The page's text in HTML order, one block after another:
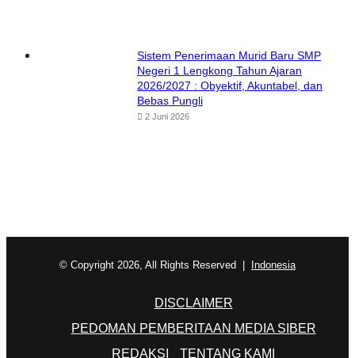
Sistem Penerimaan Murid Baru SMP
Negeri 1 Lengkong Tahun Ajaran
2026/2027 : Obyektif, Akuntabel, dan
Bebas Pungli
2 Juni 2026
© Copyright 2026, All Rights Reserved | Indonesia
DISCLAIMER
PEDOMAN PEMBERITAAN MEDIA SIBER
REDAKSI
TENTANG KAMI